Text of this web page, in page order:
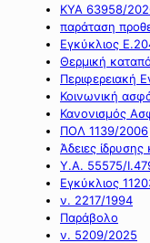
ΚΥΑ 63958/
παράταση
Εγκύκλιος
Θερμική
Περιφερειακή
Κοινωνική
Κανονισμός
ΠΟΛ 1139/2006
Άδειες ίδρυσης
Υ.Α. 55575/
Εγκύκλιος
ν. 2217/1994
Παράβολο
ν. 5209/2025